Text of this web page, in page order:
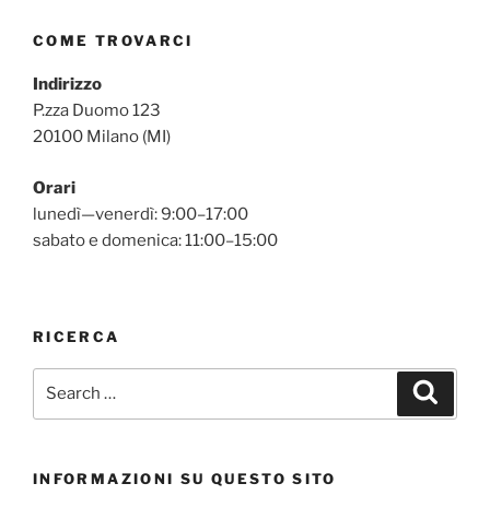
COME TROVARCI
Indirizzo
P.zza Duomo 123
20100 Milano (MI)
Orari
lunedì—venerdì: 9:00–17:00
sabato e domenica: 11:00–15:00
RICERCA
INFORMAZIONI SU QUESTO SITO